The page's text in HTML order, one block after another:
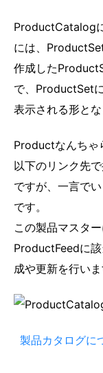
ProductCatalog
には、
作成した
で、ProductSet
表示される形とな
Productなんちゃ
以下のリンク先
ですが、一言で
です。
この製品マスタ
ProductFeedに
成や更新を行いま
製品カタログに